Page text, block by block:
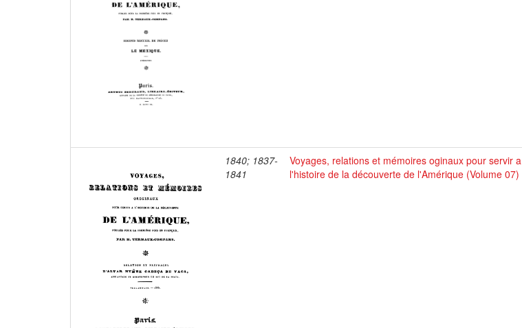
1840; 1837-
1841
Voyages, relations et mémoires oginaux pour servir a
l'histoire de la découverte de l'Amérique (Volume 07)